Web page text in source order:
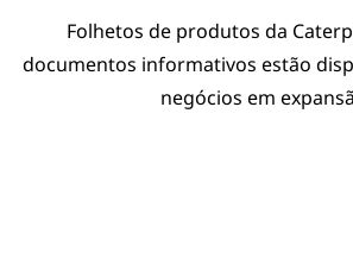
Folhetos de produtos da
documentos informativos estão
negócios em